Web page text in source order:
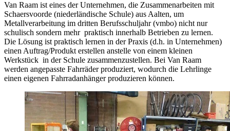
Van Raam ist eines der Unternehmen, die Zusammenarbeiten mit
Schaersvoorde (niederländische Schule) aus Aalten, um
Metallverarbeitung im dritten Berufsschuljahr (vmbo) nicht nur
schulisch sondern mehr praktisch innerhalb Betrieben zu lernen.
Die Lösung ist praktisch lernen in der Praxis (d.h. in Unternehmen)
einen Auftrag/Produkt erstellen anstelle von einem kleinen
Werkstück in der Schule zusammenzustellen. Bei Van Raam
werden angepasste Fahrräder produziert, wodurch die Lehrlinge
einen eigenen Fahrradanhänger produzieren können.